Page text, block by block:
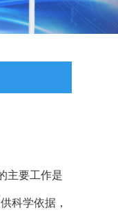
主要工作是
科学依据，